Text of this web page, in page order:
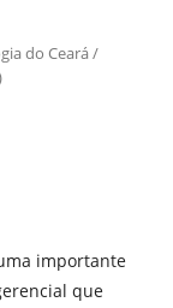
do Ceará /
importante
que